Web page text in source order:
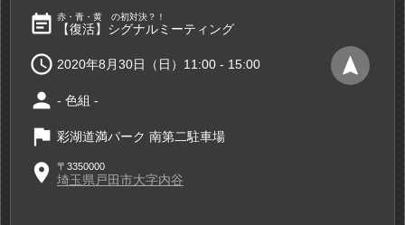
event_note 赤・青・黄 の初対決？！
【復活】シグナルミーティング
 2020年8月30日（日）11:00 - 15:00
person - 色組 -
flag 彩湖道満パーク 南第二駐車場
place 〒3350000
埼玉県戸田市大字内谷
navigation